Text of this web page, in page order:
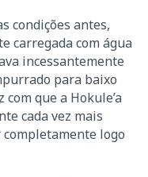
condições antes,
carregada com água
incessantemente
para baixo
com que a Hokule’a
cada vez mais
logo